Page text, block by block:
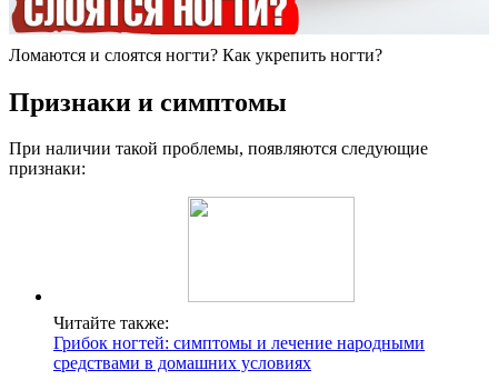
Ломаются и слоятся ногти? Как укрепить ногти?
Признаки и симптомы
При наличии такой проблемы, появляются следующие
признаки:
Читайте также:
Грибок ногтей: симптомы и лечение народными
средствами в домашних условиях